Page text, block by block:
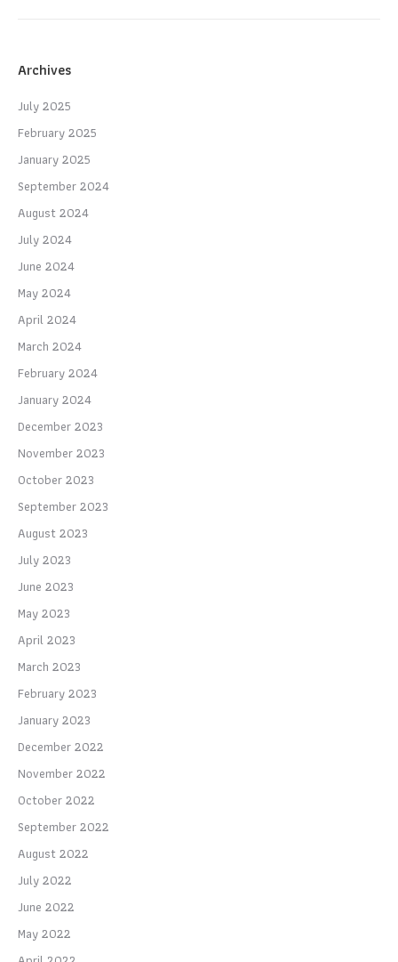
Archives
July 2025
February 2025
January 2025
September 2024
August 2024
July 2024
June 2024
May 2024
April 2024
March 2024
February 2024
January 2024
December 2023
November 2023
October 2023
September 2023
August 2023
July 2023
June 2023
May 2023
April 2023
March 2023
February 2023
January 2023
December 2022
November 2022
October 2022
September 2022
August 2022
July 2022
June 2022
May 2022